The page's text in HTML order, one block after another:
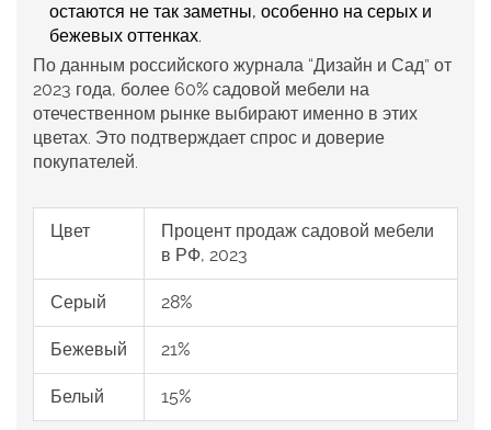
остаются не так заметны, особенно на серых и
бежевых оттенках.
По данным российского журнала “Дизайн и Сад” от
2023 года, более 60% садовой мебели на
отечественном рынке выбирают именно в этих
цветах. Это подтверждает спрос и доверие
покупателей.
Цвет
Процент продаж садовой мебели
в РФ, 2023
Серый 28%
Бежевый 21%
Белый 15%